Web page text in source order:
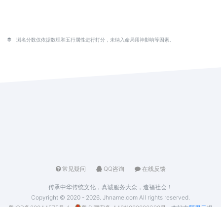
测名分数仅依据数理和五行属性进行打分，未纳入命局用神影响等因素。
常见疑问 QQ咨询 在线反馈
传承中华传统文化，真诚服务大众，造福社会！
Copyright © 2020 - 2026. Jhname.com All rights reserved.